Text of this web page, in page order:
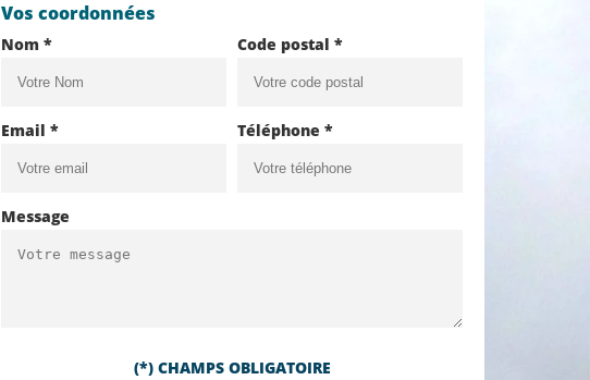
Vos coordonnées
Nom * Code postal *
Email * Téléphone *
Message
(*) CHAMPS OBLIGATOIRE